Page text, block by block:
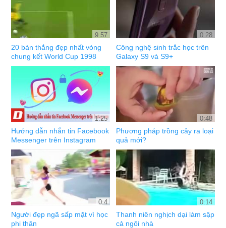
9:57
20 bàn thắng đẹp nhất vòng
chung kết World Cup 1998
0:28
Công nghệ sinh trắc học trên
Galaxy S9 và S9+
1:25
Hướng dẫn nhắn tin Facebook
Messenger trên Instagram
0:48
Phương pháp trồng cây ra loại
quả mới?
0:4
Người đẹp ngã sấp mặt vì học
phi thân
0:14
Thanh niên nghịch dại làm sập
cả ngôi nhà